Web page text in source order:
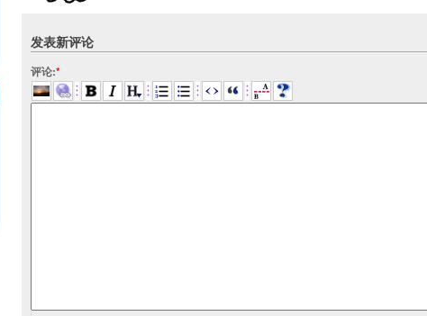
发表新评论
评论:*